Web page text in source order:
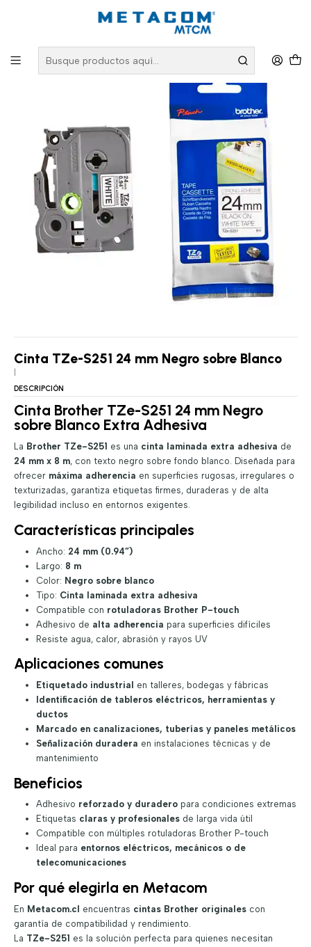
PRODUCTOS Conectividad Organizada
Rotuladoras y Cintas
Cinta TZe-S251 24 mm Negro sobre Blanco
Cinta TZe-S251 24 mm Negro sobre Blanco
DESCRIPCIÓN
Cinta Brother TZe-S251 24 mm Negro
sobre Blanco Extra Adhesiva
La Brother TZe-S251 es una cinta laminada extra adhesiva de
24 mm x 8 m, con texto negro sobre fondo blanco. Diseñada para
ofrecer máxima adherencia en superficies rugosas, irregulares o
texturizadas, garantiza etiquetas firmes, duraderas y de alta
legibilidad incluso en entornos exigentes.
Características principales
Ancho: 24 mm (0.94”)
Largo: 8 m
Color: Negro sobre blanco
Tipo: Cinta laminada extra adhesiva
Compatible con rotuladoras Brother P-touch
Adhesivo de alta adherencia para superficies difíciles
Resiste agua, calor, abrasión y rayos UV
Aplicaciones comunes
Etiquetado industrial
en talleres, bodegas y fábricas
Identificación de tableros eléctricos, herramientas y
ductos
Marcado en canalizaciones, tuberías y paneles metálicos
Señalización duradera en instalaciones técnicas y de
mantenimiento
Beneficios
Adhesivo reforzado y duraderopara condiciones extremas
Etiquetas claras y profesionalesde larga vida útil
Compatible con múltiples rotuladoras Brother P-touch
Ideal para entornos eléctricos, mecánicos o de
telecomunicaciones
Por qué elegirla en Metacom
En Metacom.cl encuentras cintas Brother originalescon
garantía de compatibilidad y rendimiento.
La TZe-S251 es la solución perfecta para quienes necesitan